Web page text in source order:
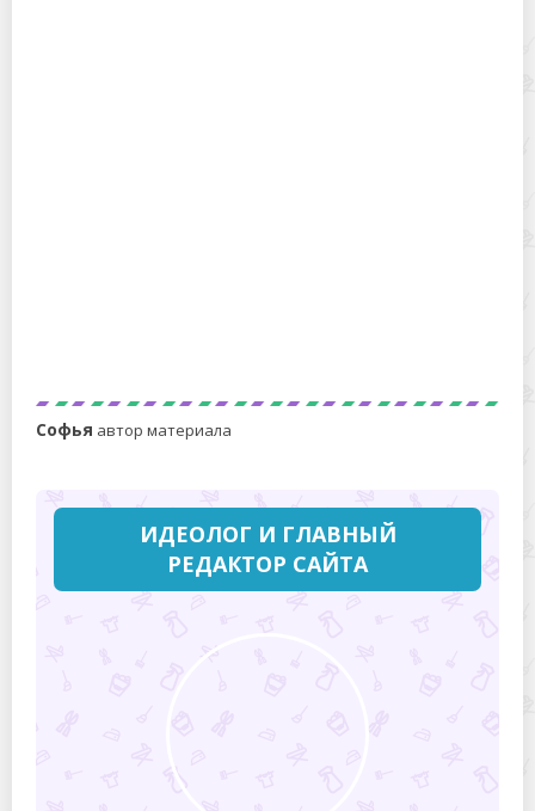
Софья автор материала
ИДЕОЛОГ И ГЛАВНЫЙ
РЕДАКТОР САЙТА